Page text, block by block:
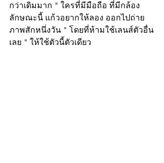
กว่าเดิมมาก " ใครที่มีมือถือ ที่มีกล้อง
ลักษณะนี้ แก้วอยากให้ลอง ออกไปถ่าย
ภาพสักหนึ่งวัน " โดยที่ห้ามใช้เลนส์ตัวอื่น
เลย " ให้ใช้ตัวนี้ตัวเดียว